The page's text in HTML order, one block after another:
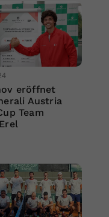
eröffnet
Austria
Team